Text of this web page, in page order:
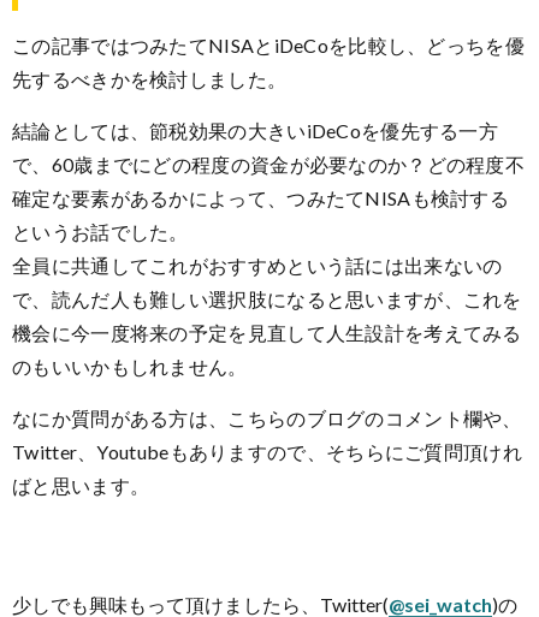
この記事ではつみたてNISAとiDeCoを比較し、どっちを優
先するべきかを検討しました。
結論としては、節税効果の大きいiDeCoを優先する一方
で、60歳までにどの程度の資金が必要なのか？どの程度不
確定な要素があるかによって、つみたてNISAも検討する
というお話でした。
全員に共通してこれがおすすめという話には出来ないの
で、読んだ人も難しい選択肢になると思いますが、これを
機会に今一度将来の予定を見直して人生設計を考えてみる
のもいいかもしれません。
なにか質問がある方は、こちらのブログのコメント欄や、
Twitter、Youtubeもありますので、そちらにご質問頂けれ
ばと思います。
少しでも興味もって頂けましたら、Twitter(@sei_watch)の